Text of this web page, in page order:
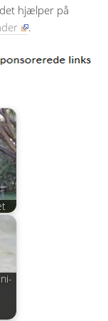
hjælper på
.